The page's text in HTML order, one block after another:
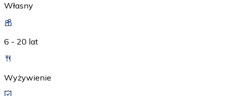
Własny
6 - 20 lat
Wyżywienie